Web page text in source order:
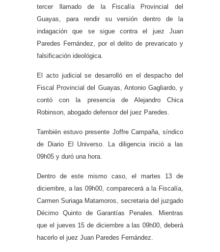
tercer llamado de la Fiscalía Provincial del
Guayas, para rendir su versión dentro de la
indagación que se sigue contra el juez Juan
Paredes Fernández, por el delito de prevaricato y
falsificación ideológica.
El acto judicial se desarrolló en el despacho del
Fiscal Provincial del Guayas, Antonio Gagliardo, y
contó con la presencia de Alejandro Chica
Robinson, abogado defensor del juez Paredes.
También estuvo presente Joffre Campaña, síndico
de Diario El Universo. La diligencia inició a las
09h05 y duró una hora.
Dentro de este mismo caso, el martes 13 de
diciembre, a las 09h00, comparecerá a la Fiscalía,
Carmen Suriaga Matamoros, secretaria del juzgado
Décimo Quinto de Garantías Penales. Mientras
que el jueves 15 de diciembre a las 09h00, deberá
hacerlo el juez Juan Paredes Fernández.